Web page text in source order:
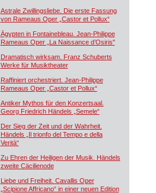
Astrale Zwillingsliebe. Die erste Fassung
von Rameaus Oper „Castor et Pollux“
Ägypten in Fontainebleau. Jean-Philippe
Rameaus Oper „La Naissance d’Osiris"
Dramatisch wirksam. Franz Schuberts
Werke für Musiktheater
Raffiniert orchestriert. Jean-Philippe
Rameaus Oper „Castor et Pollux“
Antiker Mythos für den Konzertsaal.
Georg Friedrich Händels „Semele“
Der Sieg der Zeit und der Wahrheit.
Händels „Il trionfo del Tempo e della
Verità“
Zu Ehren der Heiligen der Musik. Händels
zweite Cäcilienode
Liebe und Freiheit. Cavallis Oper
„Scipione Affricano“ in einer neuen Edition